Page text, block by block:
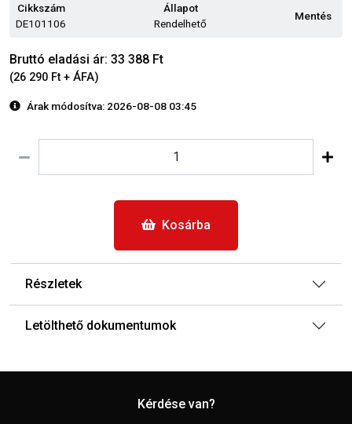
Cikkszám
DE101106
Állapot
Rendelhető
Mentés
Bruttó eladási ár: 33 388 Ft
(26 290 Ft + ÁFA)
Árak módosítva: 2026-08-08 03:45
Kosárba
Részletek
Letölthető dokumentumok
Kérdése van?